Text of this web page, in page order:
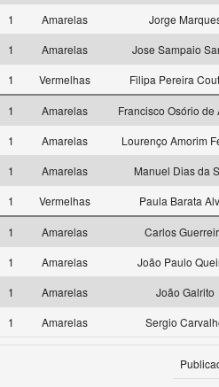
1 Amarelas
Jorge
1 Amarelas
Jose Sampaio
1 Vermelhas Filipa Pereira
1 Amarelas
Francisco Osório de
1 Amarelas
Lourenço Amorim
1 Amarelas
Manuel Dias da
1 Vermelhas Paula Barata
1 Amarelas
Carlos
1 Amarelas
João Paulo
1 Amarelas
João Galrito
1 Amarelas Sergio